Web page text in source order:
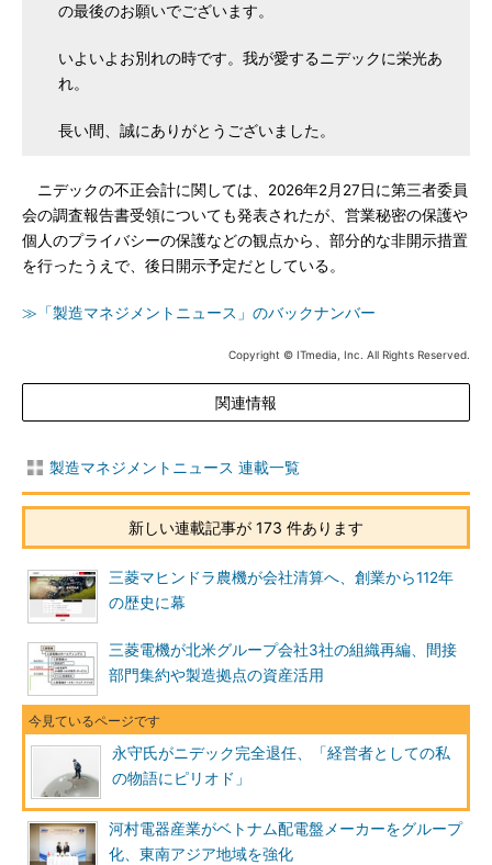
の最後のお願いでございます。
いよいよお別れの時です。我が愛するニデックに栄光あ
れ。
長い間、誠にありがとうございました。
ニデックの不正会計に関しては、2026年2月27日に第三者委員
会の調査報告書受領についても発表されたが、営業秘密の保護や
個人のプライバシーの保護などの観点から、部分的な非開示措置
を行ったうえで、後日開示予定だとしている。
≫「製造マネジメントニュース」のバックナンバー
Copyright © ITmedia, Inc. All Rights Reserved.
関連情報
製造マネジメントニュース 連載一覧
新しい連載記事が 173 件あります
三菱マヒンドラ農機が会社清算へ、創業から112年
の歴史に幕
三菱電機が北米グループ会社3社の組織再編、間接
部門集約や製造拠点の資産活用
永守氏がニデック完全退任、「経営者としての私
の物語にピリオド」
河村電器産業がベトナム配電盤メーカーをグループ
化、東南アジア地域を強化